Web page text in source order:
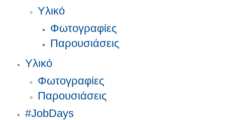
Υλικό
Φωτογραφίες
Παρουσιάσεις
Υλικό
Φωτογραφίες
Παρουσιάσεις
#JobDays